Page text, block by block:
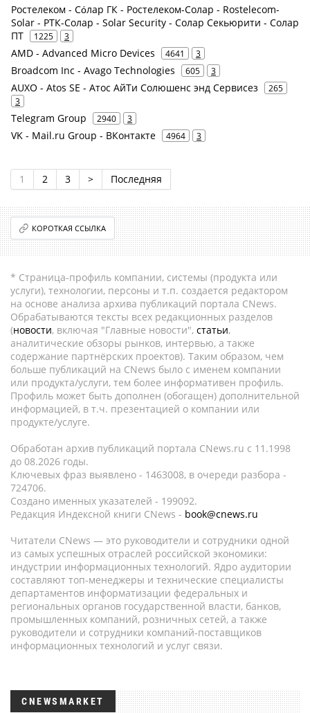
Ростелеком - Сόлар ГК - Ростелеком-Солар - Rostelecom-
Solar - РТК-Солар - Solar Security - Солар Секьюрити - Солар
ПТ
1225 3
AMD - Advanced Micro Devices 4641 3
Broadcom Inc - Avago Technologies 605 3
AUXO - Atos SE - Атос АйТи Солюшенс энд Сервисез
265
3
Telegram Group 2940 3
VK - Mail.ru Group - ВКонтакте 4964 3
1 2 3 > Последняя
КОРОТКАЯ ССЫЛКА
* Страница-профиль компании, системы (продукта или
услуги), технологии, персоны и т.п. создается редактором
на основе анализа архива публикаций портала CNews.
Обрабатываются тексты всех редакционных разделов
(новости, включая "Главные новости", статьи,
аналитические обзоры рынков, интервью, а также
содержание партнёрских проектов). Таким образом, чем
больше публикаций на CNews было с именем компании
или продукта/услуги, тем более информативен профиль.
Профиль может быть дополнен (обогащен) дополнительной
информацией, в т.ч. презентацией о компании или
продукте/услуге.
Обработан архив публикаций портала CNews.ru c 11.1998
до 08.2026 годы.
Ключевых фраз выявлено - 1463008, в очереди разбора -
724706.
Создано именных указателей - 199092.
Редакция Индексной книги CNews - book@cnews.ru
Читатели CNews — это руководители и сотрудники одной
из самых успешных отраслей российской экономики:
индустрии информационных технологий. Ядро аудитории
составляют топ-менеджеры и технические специалисты
департаментов информатизации федеральных и
региональных органов государственной власти, банков,
промышленных компаний, розничных сетей, а также
руководители и сотрудники компаний-поставщиков
информационных технологий и услуг связи.
CNEWSMARKET